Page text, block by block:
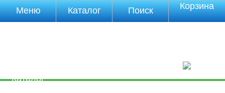
Меню
Каталог
Каталог Поиск Корзина